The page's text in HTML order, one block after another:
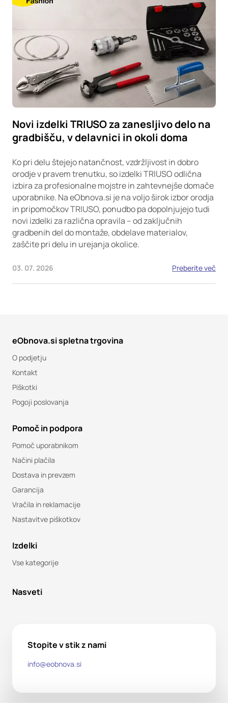
Novi izdelki TRIUSO za zanesljivo delo na
gradbišču, v delavnici in okoli doma
Ko pri delu štejejo natančnost, vzdržljivost in dobro
orodje v pravem trenutku, so izdelki TRIUSO odlična
izbira za profesionalne mojstre in zahtevnejše domače
uporabnike. Na eObnova.si je na voljo širok izbor orodja
in pripomočkov TRIUSO, ponudbo pa dopolnjujejo tudi
novi izdelki za različna opravila – od zaključnih
gradbenih del do montaže, obdelave materialov,
zaščite pri delu in urejanja okolice.
03. 07. 2026 Preberite več
eObnova.si spletna trgovina
O podjetju
Kontakt
Piškotki
Pogoji poslovanja
Pomoč in podpora
Pomoč uporabnikom
Načini plačila
Dostava in prevzem
Garancija
Vračila in reklamacije
Nastavitve piškotkov
Izdelki
Vse kategorije
Nasveti
Stopite v stik z nami
info@eobnova.si